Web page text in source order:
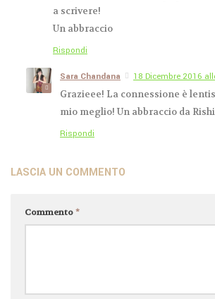
Mondiale dello Yoga
8 GENNAIO 2019DISARA
a scrivere!
Un abbraccio
Rispondi
Sara Chandana
18 Dicembre 2016
Grazieee! La connessione è
mio meglio! Un abbraccio da
Rispondi
LASCIA UN COMMENTO
Commento*